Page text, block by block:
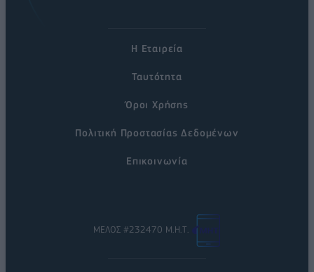
Η Εταιρεία
Ταυτότητα
Όροι Χρήσης
Πολιτική Προστασίας Δεδομένων
Επικοινωνία
ΜΕΛΟΣ #232470 Μ.Η.Τ.